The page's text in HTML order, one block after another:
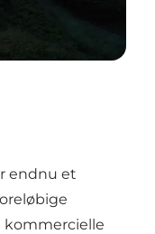
endnu et
kommercielle